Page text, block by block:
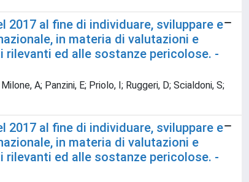
al fine di individuare, sviluppare e
in materia di valutazioni e
rilevanti ed alle sostanze pericolose. -
A; Panzini, E; Priolo, I; Ruggeri, D; Scialdoni, S;
al fine di individuare, sviluppare e
in materia di valutazioni e
rilevanti ed alle sostanze pericolose. -